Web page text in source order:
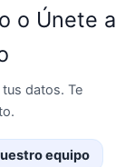
o Únete a
datos. Te
equipo